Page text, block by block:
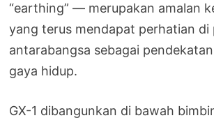
“earthing” — merupakan amalan
yang terus mendapat perhatian di
antarabangsa sebagai
gaya hidup.
GX-1 dibangunkan di bawah